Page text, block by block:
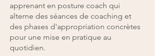
apprenant en posture coach qui
alterne des séances de coaching et
des phases d'appropriation concrètes
pour une mise en pratique au
quotidien.